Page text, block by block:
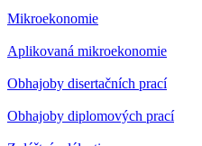
Mikroekonomie
Aplikovaná mikroekonomie
Obhajoby disertačních prací
Obhajoby diplomových prací